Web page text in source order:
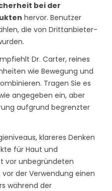
bei der
hervor. Benutzer
die von Drittanbieter-
Dr. Carter, reines
wie Bewegung und
Tragen Sie es
angegeben ein, aber
aufgrund begrenzter
klareres Denken
für Haut und
vor unbegründeten
der Verwendung einen
während der